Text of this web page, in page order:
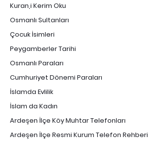
Kuran,i Kerim Oku
Osmanlı Sultanları
Çocuk İsimleri
Peygamberler Tarihi
Osmanlı Paraları
Cumhuriyet Dönemi Paraları
İslamda Evlilik
İslam da Kadın
Ardeşen İlçe Köy Muhtar Telefonları
Ardeşen İlçe Resmi Kurum Telefon Rehberi